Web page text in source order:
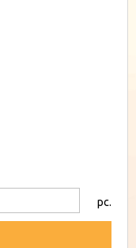
pc.